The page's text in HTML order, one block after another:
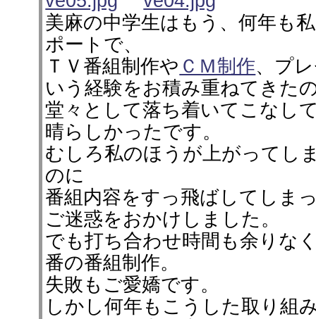
美麻の中学生はもう、何年も
ポートで、
ＴＶ番組制作や ＣＭ制作、プ
いう経験をお積み重ねてきた
堂々として落ち着いてこなし
晴らしかったです。
むしろ私のほうが上がってし
のに
番組内容をすっ飛ばしてしま
ご迷惑をおかけしました。
でも打ち合わせ時間も余りな
番の番組制作。
失敗もご愛嬌です。
しかし何年もこうした取り組